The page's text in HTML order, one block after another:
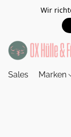
Wir
Sales Marken